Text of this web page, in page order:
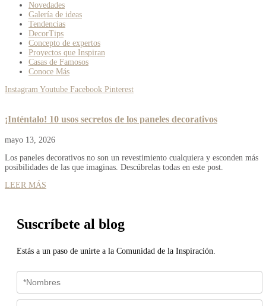
Novedades
Galería de ideas
Tendencias
DecorTips
Concepto de expertos
Proyectos que Inspiran
Casas de Famosos
Conoce Más
Instagram Youtube Facebook Pinterest
¡Inténtalo! 10 usos secretos de los paneles decorativos
mayo 13, 2026
Los paneles decorativos no son un revestimiento cualquiera y esconden más
posibilidades de las que imaginas. Descúbrelas todas en este post.
LEER MÁS
Suscríbete al blog
Estás a un paso de unirte a la Comunidad de la Inspiración.